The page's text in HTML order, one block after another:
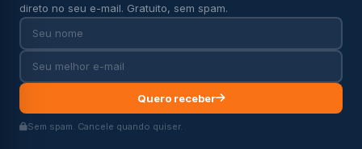
direto no seu e-mail. Gratuito, sem spam.
Quero receber
Sem spam. Cancele quando quiser.